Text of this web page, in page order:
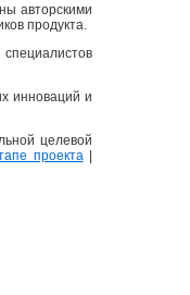
авторскими
продукта.
инноваций и
целевой
проекта|